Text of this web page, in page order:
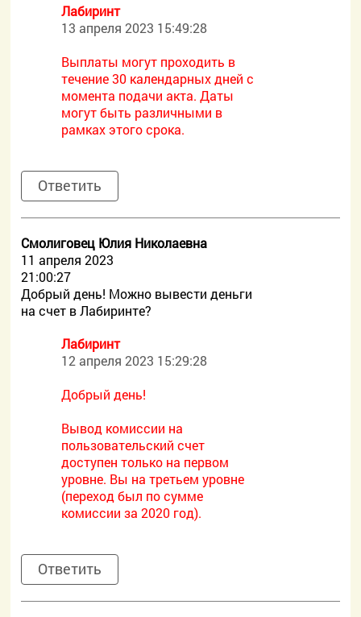
Лабиринт
13 апреля 2023 15:49:28
Выплаты могут проходить в
течение 30 календарных дней с
момента подачи акта. Даты
могут быть различными в
рамках этого срока.
Ответить
Смолиговец Юлия Николаевна
11 апреля 2023
21:00:27
Добрый день! Можно вывести деньги
на счет в Лабиринте?
Лабиринт
12 апреля 2023 15:29:28
Добрый день!
Вывод комиссии на
пользовательский счет
доступен только на первом
уровне. Вы на третьем уровне
(переход был по сумме
комиссии за 2020 год).
Ответить